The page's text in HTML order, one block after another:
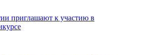
приглашают к участию в